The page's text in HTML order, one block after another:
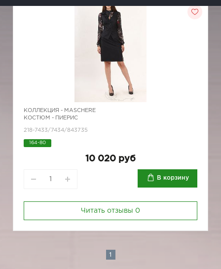
КОЛЛЕКЦИЯ - MASCHERE
КОСТЮМ - ПИЕРИС
218-7433/7434/843735
164-80
10 020 руб
В корзину
Читать отзывы 0
1